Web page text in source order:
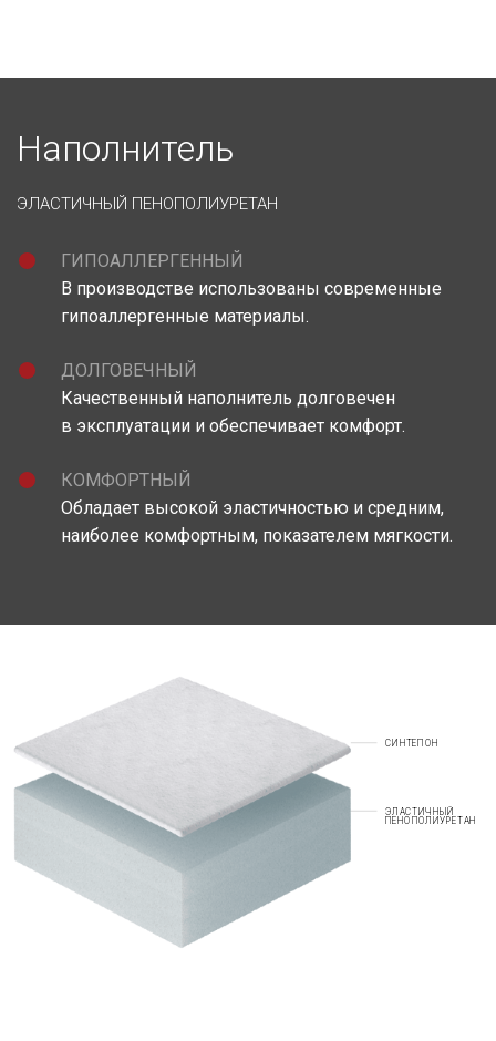
Наполнитель
ЭЛАСТИЧНЫЙ ПЕНОПОЛИУРЕТАН
ГИПОАЛЛЕРГЕННЫЙ
В производстве использованы современные
гипоаллергенные материалы.
ДОЛГОВЕЧНЫЙ
Качественный наполнитель долговечен
в эксплуатации и обеспечивает комфорт.
КОМФОРТНЫЙ
Обладает высокой эластичностью и средним,
наиболее комфортным, показателем мягкости.
СИНТЕПОН
ЭЛАСТИЧНЫЙ
ПЕНОПОЛИУРЕТАН